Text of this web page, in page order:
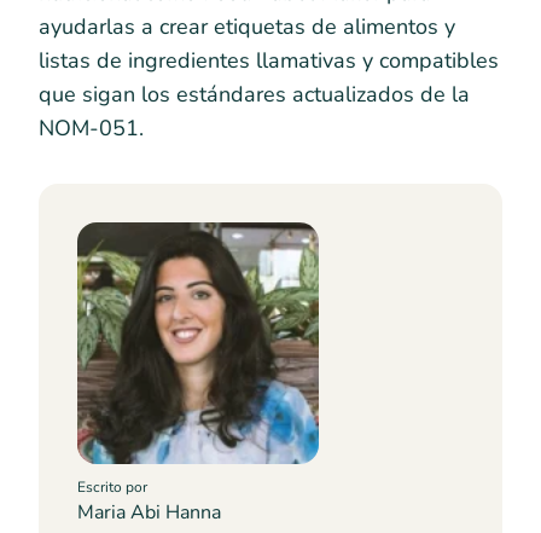
ayudarlas a crear etiquetas de alimentos y
listas de ingredientes llamativas y compatibles
que sigan los estándares actualizados de la
NOM-051.
Escrito por
Maria Abi Hanna